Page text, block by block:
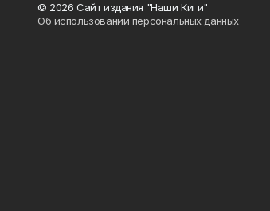
© 2026 Сайт издания "Наши Киги"
Об использовании персональных данных